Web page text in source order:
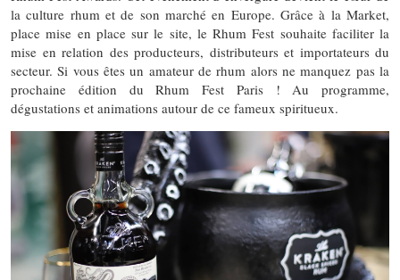
la culture rhum et de son marché en Europe. Grâce à la Market,
place mise en place sur le site, le Rhum Fest souhaite faciliter la
mise en relation des producteurs, distributeurs et importateurs du
secteur. Si vous êtes un amateur de rhum alors ne manquez pas la
prochaine édition du Rhum Fest Paris ! Au programme,
dégustations et animations autour de ce fameux spiritueux.